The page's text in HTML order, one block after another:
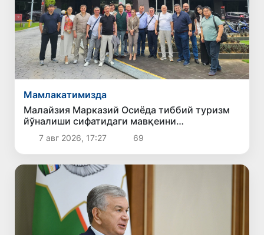
Мамлакатимизда
Малайзия Марказий Осиёда тиббий туризм
йўналиши сифатидаги мавқеини
мустаҳкамламоқда
7 авг 2026, 17:27 69